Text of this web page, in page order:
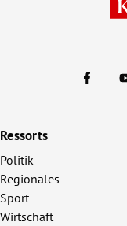
Ressorts
Politik
Regionales
Sport
Wirtschaft